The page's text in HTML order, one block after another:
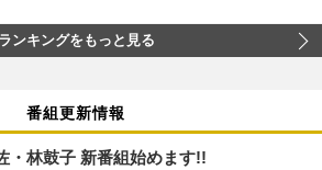
ランキングをもっと見る
番組更新情報
・林鼓子 新番組始めます!!